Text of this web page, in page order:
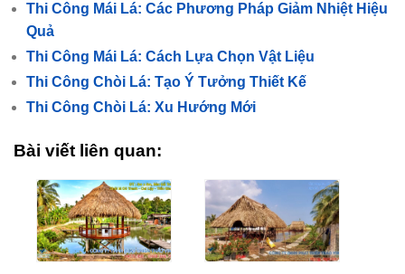
Thi Công Mái Lá: Các Phương Pháp Giảm Nhiệt Hiệu
Quả
Thi Công Mái Lá: Cách Lựa Chọn Vật Liệu
Thi Công Chòi Lá: Tạo Ý Tưởng Thiết Kế
Thi Công Chòi Lá: Xu Hướng Mới
Bài viết liên quan: